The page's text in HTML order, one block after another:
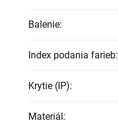
Balenie:
Index podania farieb:
Krytie (IP):
Materiál: